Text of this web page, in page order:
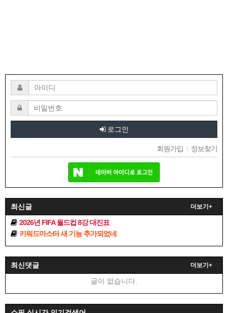
로그인
회원가입 | 정보찾기
최신글 더보기+
2026년 FIFA 월드컵 8강 대진표
키워드마스터 새 기능 추가되었네
최신댓글 더보기+
글이 없습니다.